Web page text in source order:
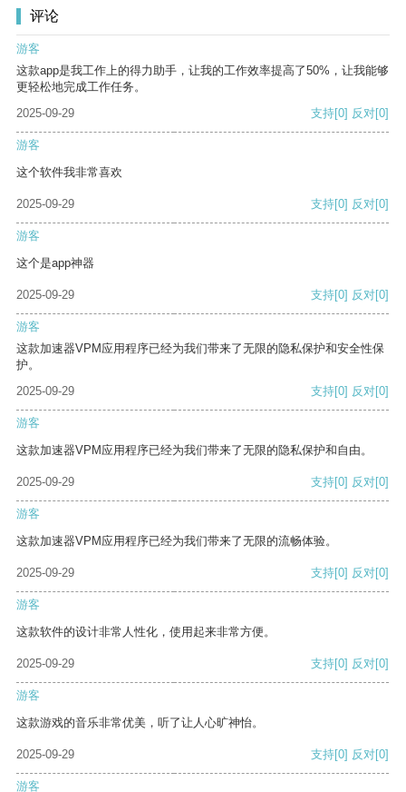
评论
游客
这款app是我工作上的得力助手，让我的工作效率提高了50%，让我能够
更轻松地完成工作任务。
2025-09-29
支持[0] 反对[0]
游客
这个软件我非常喜欢
2025-09-29 支持[0] 反对[0]
游客
这个是app神器
2025-09-29 支持[0] 反对[0]
游客
这款加速器VPM应用程序已经为我们带来了无限的隐私保护和安全性保
护。
2025-09-29
支持[0] 反对[0]
游客
这款加速器VPM应用程序已经为我们带来了无限的隐私保护和自由。
2025-09-29 支持[0] 反对[0]
游客
这款加速器VPM应用程序已经为我们带来了无限的流畅体验。
2025-09-29 支持[0] 反对[0]
游客
这款软件的设计非常人性化，使用起来非常方便。
2025-09-29 支持[0] 反对[0]
游客
这款游戏的音乐非常优美，听了让人心旷神怡。
2025-09-29 支持[0] 反对[0]
游客